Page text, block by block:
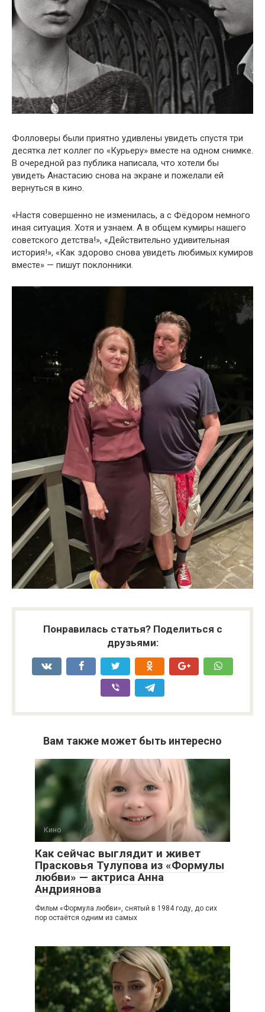
Фолловеры были приятно удивлены увидеть спустя три
десятка лет коллег по «Курьеру» вместе на одном снимке.
В очередной раз публика написала, что хотели бы
увидеть Анастасию снова на экране и пожелали ей
вернуться в кино.
«Настя совершенно не изменилась, а с Фёдором немного
иная ситуация. Хотя и узнаем. А в общем кумиры нашего
советского детства!», «Действительно удивительная
история!», «Как здорово снова увидеть любимых кумиров
вместе» — пишут поклонники.
Понравилась статья? Поделиться с
друзьями:
Вам также может быть интересно
Кино
Как сейчас выглядит и живет
Прасковья Тулупова из «Формулы
любви» — актриса Анна
Андриянова
Фильм «Формула любви», снятый в 1984 году, до сих
пор остаётся одним из самых